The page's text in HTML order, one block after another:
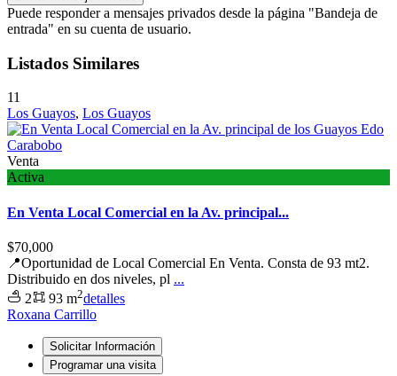
Puede responder a mensajes privados desde la página "Bandeja de
entrada" en su cuenta de usuario.
Listados Similares
11
Los Guayos, Los Guayos
Venta
Activa
En Venta Local Comercial en la Av. principal...
$70,000
📍Oportunidad de Local Comercial En Venta. Consta de 93 mt2.
Distribuido en dos niveles, pl ...
2
93 m2detalles
Roxana Carrillo
Solicitar Información
Programar una visita